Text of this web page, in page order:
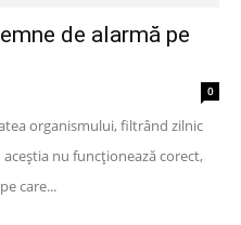
de alarmă pe
0
organismului, filtrând zilnic
nu funcționează corect,
care...